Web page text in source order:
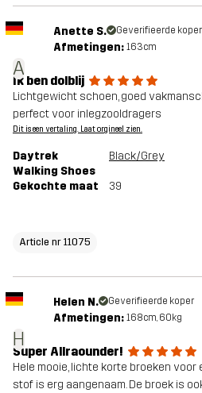
A
Anette S. Geverifieerde koper
Afmetingen: 163cm
Ik ben dolblij
Lichtgewicht schoen, goed
perfect voor inlegzooldragers
Dit is een vertaling. Laat orgineel zien.
Daytrek
Walking Shoes
Black/Grey
Gekochte maat 39
Article nr 11075
H
Helen N. Geverifieerde koper
Afmetingen: 168cm, 60kg
Super Allraounder!
Hele mooie, lichte korte broeken voor
stof is erg aangenaam. De broek is